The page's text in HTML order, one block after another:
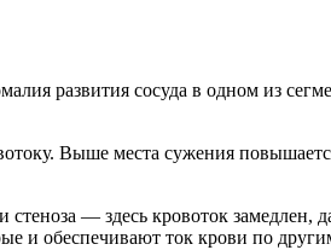
развития сосуда в одном из
Выше места сужения
— здесь кровоток замедлен,
и обеспечивают ток крови по